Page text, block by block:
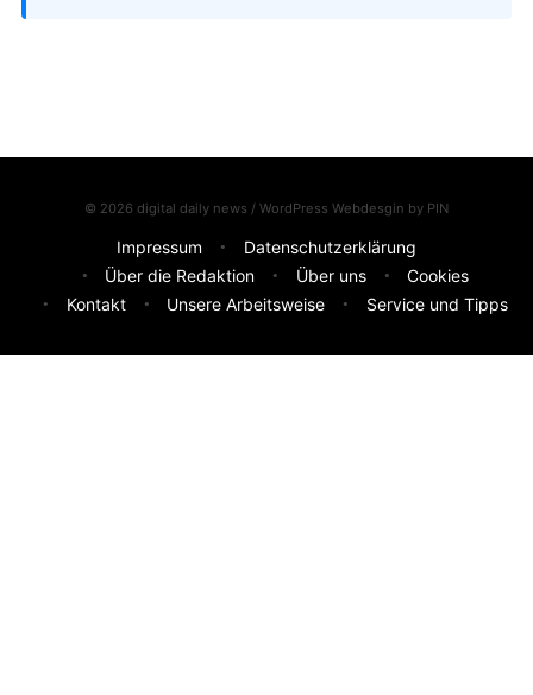
© 2026 digital daily news / WordPress Webdesgin by PIN
Impressum
Datenschutzerklärung
Über die Redaktion
Über uns
Cookies
Kontakt
Unsere Arbeitsweise Service und Tipps